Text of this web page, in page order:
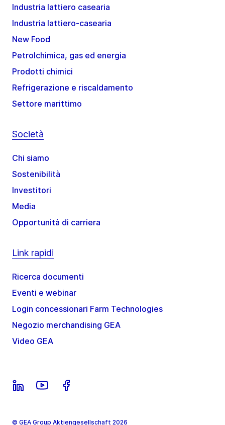
Industria lattiero casearia
Industria lattiero-casearia
New Food
Petrolchimica, gas ed energia
Prodotti chimici
Refrigerazione e riscaldamento
Settore marittimo
Società
Chi siamo
Sostenibilità
Investitori
Media
Opportunità di carriera
Link rapidi
Ricerca documenti
Eventi e webinar
Login concessionari Farm Technologies
Negozio merchandising GEA
Video GEA
© GEA Group Aktiengesellschaft 2026